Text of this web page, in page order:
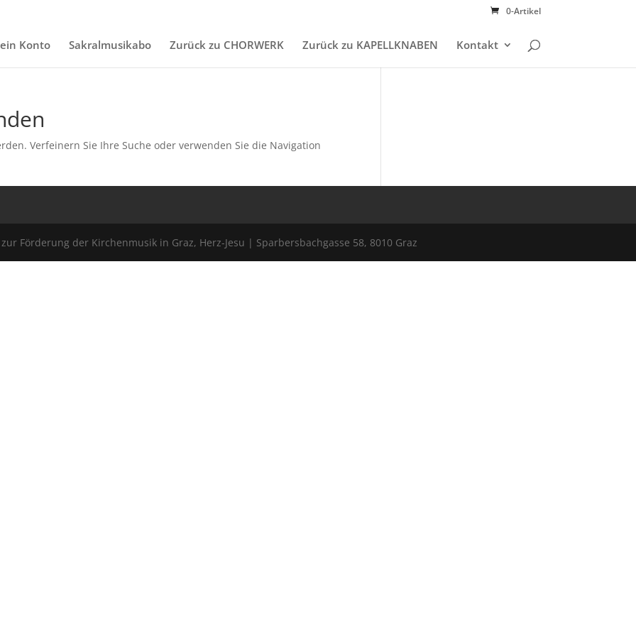
0-Artikel
Konto Sakralmusikabo Zurück zu CHORWERK Zurück zu KAPELLKNABEN Kontakt
Verfeinern Sie Ihre Suche oder verwenden Sie die Navigation
zur Förderung der Kirchenmusik in Graz, Herz-Jesu | Sparbersbachgasse 58, 8010 Graz